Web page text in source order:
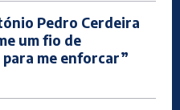
Pedro Cerdeira
um fio de
me enforcar”